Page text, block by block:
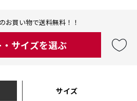
お買い物で送料無料！！
サイズを選ぶ
サイズ